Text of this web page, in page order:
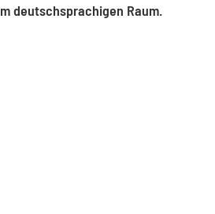
deutschsprachigen Raum.